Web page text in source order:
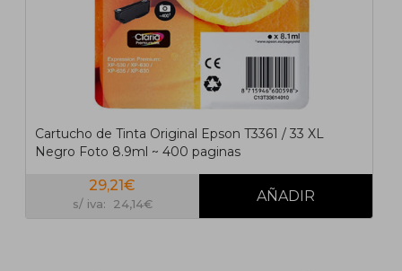
Cartucho de Tinta Original Epson T3361 / 33 XL
Negro Foto 8.9ml ~ 400 paginas
29,21€
s/ iva: 24,14€